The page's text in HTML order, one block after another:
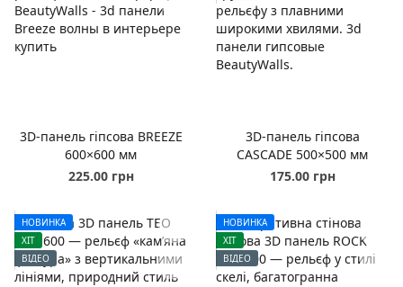
3D-панель гіпсова BREEZE
600×600 мм
225.00 грн
3D-панель гіпсова
CASCADE 500×500 мм
175.00 грн
НОВИНКА
ХІТ
ВІДЕО
НОВИНКА
ХІТ
ВІДЕО